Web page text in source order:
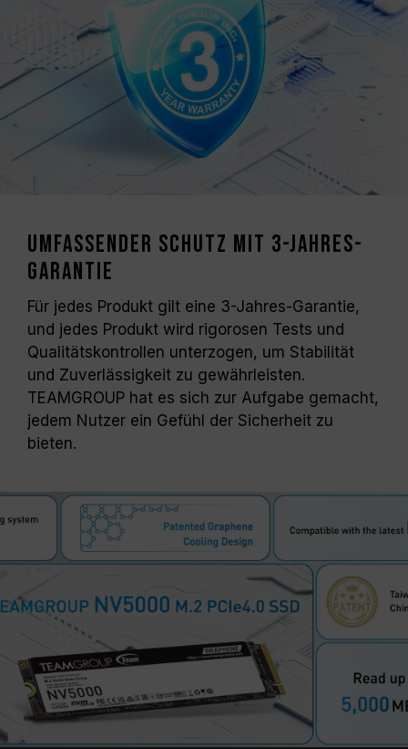
Umfassender Schutz mit 3-Jahres-
Garantie
Für jedes Produkt gilt eine 3-Jahres-Garantie,
und jedes Produkt wird rigorosen Tests und
Qualitätskontrollen unterzogen, um Stabilität
und Zuverlässigkeit zu gewährleisten.
TEAMGROUP hat es sich zur Aufgabe gemacht,
jedem Nutzer ein Gefühl der Sicherheit zu
bieten.